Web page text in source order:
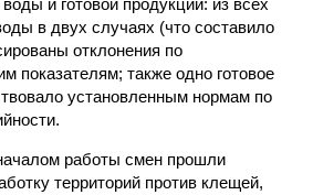
и готовой продукции: из всех
в двух случаях (что составило
отклонения по
показателям; также одно готовое
установленным нормам по
работы смен прошли
территорий против клещей,